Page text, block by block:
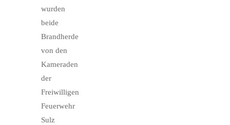
wurden
beide
Brandherde
von den
Kameraden
der
Freiwilligen
Feuerwehr
Sulz